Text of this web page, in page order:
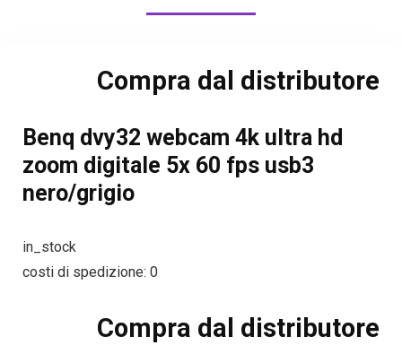
Compra dal distributore
Benq dvy32 webcam 4k ultra hd
zoom digitale 5x 60 fps usb3
nero/grigio
in_stock
costi di spedizione: 0
Compra dal distributore